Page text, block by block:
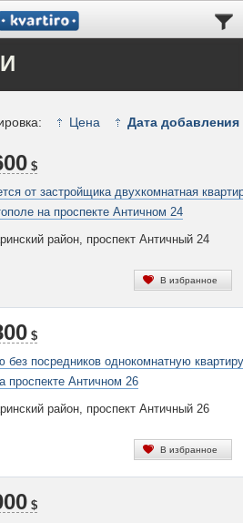
Цена Дата добавления
$
от застройщика двухкомнатная
на проспекте Античном 24
район, проспект Античный 24
В избранное
$
без посредников однокомнатную
проспекте Античном 26
район, проспект Античный 26
В избранное
$